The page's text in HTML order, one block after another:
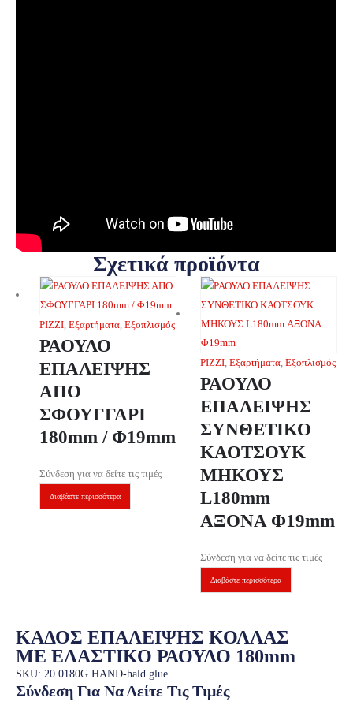
Σχετικά προϊόντα
PIZZI ,Εξαρτήματα ,Εξοπλισμός
ΡΑΟΥΛΟ
ΕΠΑΛΕΙΨΗΣ
ΑΠΟ
ΣΦΟΥΓΓΑΡΙ
180mm / Φ19mm
Σύνδεση για να δείτε τις τιμές
Διαβάστε περισσότερα
PIZZI, Εξαρτήματα, Εξοπλισμός
ΡΑΟΥΛΟ
ΕΠΑΛΕΙΨΗΣ
ΣΥΝΘΕΤΙΚΟ
ΚΑΟΤΣΟΥΚ
ΜΗΚΟΥΣ
L180mm
ΑΞΟΝΑ Φ19mm
Σύνδεση για να δείτε τις τιμές
Διαβάστε περισσότερα
ΚΑΔΟΣ ΕΠΑΛΕΙΨΗΣ ΚΟΛΛΑΣ
ΜΕ ΕΛΑΣΤΙΚΟ ΡΑΟΥΛΟ 180mm
SKU: 20.0180G HAND-hald glue
Σύνδεση Για Να Δείτε Τις Τιμές